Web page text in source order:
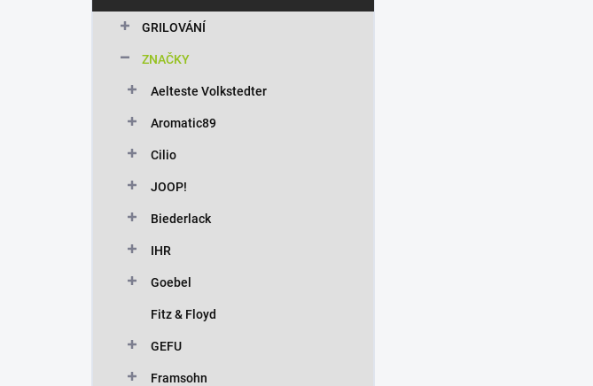
s
kategorie
GRILOVÁNÍ
ZNAČKY
Aelteste Volkstedter
Aromatic89
Cilio
JOOP!
Biederlack
IHR
Goebel
Fitz & Floyd
GEFU
Framsohn